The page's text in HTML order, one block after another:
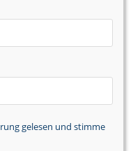
gelesen und stimme